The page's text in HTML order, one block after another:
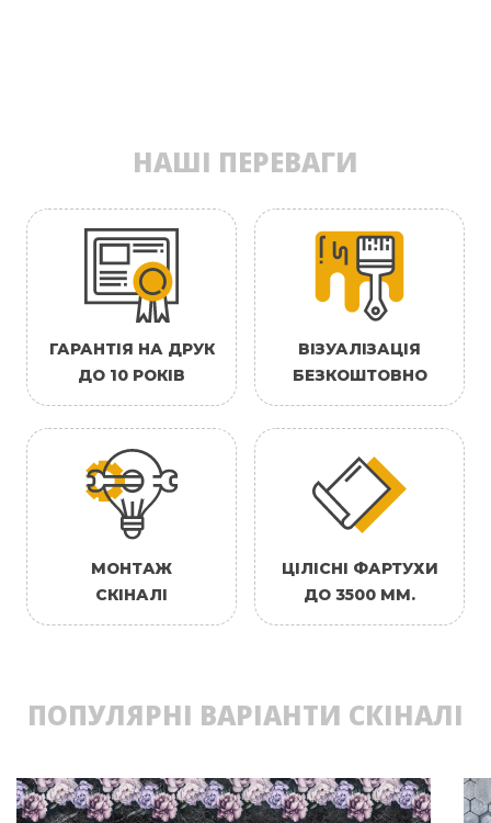
НАШІ ПЕРЕВАГИ
ГАРАНТІЯ НА ДРУК
ДО 10 РОКІВ
ВІЗУАЛІЗАЦІЯ
БЕЗКОШТОВНО
МОНТАЖ
СКІНАЛІ
ЦІЛІСНІ ФАРТУХИ
ДО 3500 ММ.
ПОПУЛЯРНІ ВАРІАНТИ СКІНАЛІ